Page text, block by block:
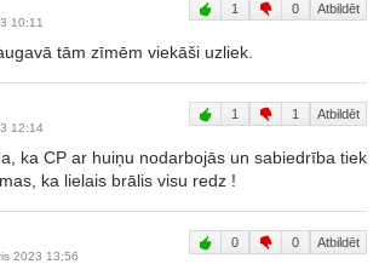
10:11
1 0 Atbildēt
tām zīmēm viekāši uzliek.
12:14
1 1 Atbildēt
ka CP ar huiņu nodarbojās un sabiedrība tiek
ka lielais brālis visu redz !
2023 13:56
0 0 Atbildēt